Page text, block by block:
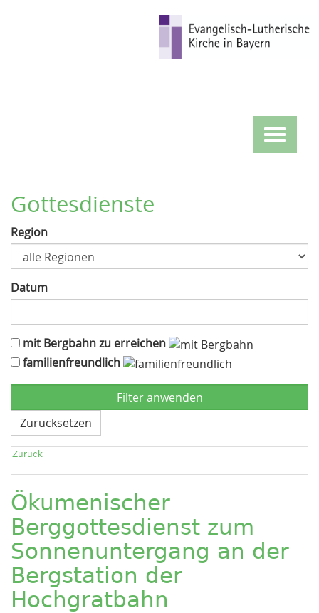
zum
Inhalt
Toggle
Gottesdienste
Region
Datum
mit Bergbahn zu erreichen
familienfreundlich
Zurücksetzen
Zurück
Ökumenischer
Berggottesdienst zum
Sonnenuntergang an der
Bergstation der
Hochgratbahn